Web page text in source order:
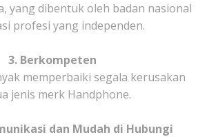
yang dibentuk oleh badan nasional
profesi yang independen.
3. Berkompeten
memperbaiki segala kerusakan
jenis merk Handphone.
dan Mudah di Hubungi